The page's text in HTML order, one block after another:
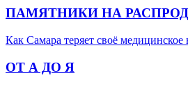
ПАМЯТНИКИ НА
Как Самара теряет своё медицинское
ОТ А ДО Я